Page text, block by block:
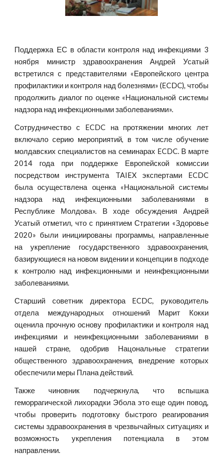
Поддержка ЕС в области контроля над инфекциями 3
ноября министр здравоохранения Андрей Усатый
встретился с представителями «Европейского центра
профилактики и контроля над болезнями» (ECDC), чтобы
продолжить диалог по оценке «Национальной системы
надзора над инфекционными заболеваниями».
Сотрудничество с ECDC на протяжении многих лет
включало серию мероприятий, в том числе обучение
молдавских специалистов на семинарах ECDC. В марте
2014 года при поддержке Европейской комиссии
посредством инструмента TAIEX экспертами ECDC
была осуществлена оценка «Национальной системы
надзора над инфекционными заболеваниями в
Республике Молдова». В ходе обсуждения Андрей
Усатый отметил, что с принятием Стратегии «Здоровье
2020» были инициированы программы, направленные
на укрепление государственного здравоохранения,
базирующиеся на новом видении и концепции в подходе
к контролю над инфекционными и неинфекционными
заболеваниями.
Старший советник директора ECDC, руководитель
отдела международных отношений Марит Кокки
оценила прочную основу профилактики и контроля над
инфекциями и неинфекционными заболеваниями в
нашей стране, одобрив Нацональные стратегии
общественного здравоохранения, внедрение которых
обеспечили меры Плана действий.
Также чиновник подчеркнула, что вспышка
геморрагической лихорадки Эбола это еще один повод,
чтобы проверить подготовку быстрого реагирования
системы здравоохранения в чрезвычайных ситуациях и
возможность укрепления потенциала в этом
направлении.